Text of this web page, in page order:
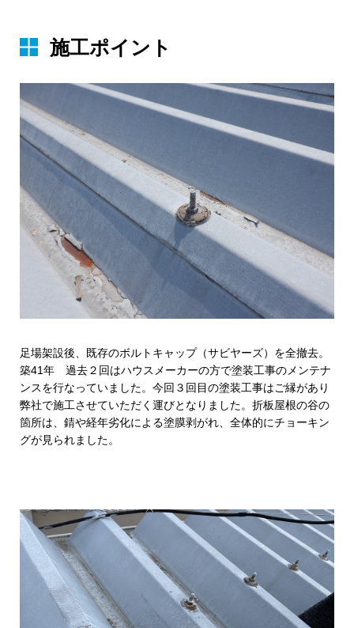
施⼯ポイント
足場架設後、既存のボルトキャップ（サビヤーズ）を全撤去。
築41年 過去２回はハウスメーカーの方で塗装工事のメンテナ
ンスを行なっていました。今回３回目の塗装工事はご縁があり
弊社で施工させていただく運びとなりました。折板屋根の谷の
箇所は、錆や経年劣化による塗膜剥がれ、全体的にチョーキン
グが見られました。